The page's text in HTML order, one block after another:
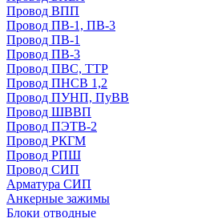
Провод ВПП
Провод ПВ-1, ПВ-3
Провод ПВ-1
Провод ПВ-3
Провод ПВС, ТТР
Провод ПНСВ 1,2
Провод ПУНП, ПуВВ
Провод ШВВП
Провод ПЭТВ-2
Провод РКГМ
Провод РПШ
Провод СИП
Арматура СИП
Анкерные зажимы
Блоки отводные